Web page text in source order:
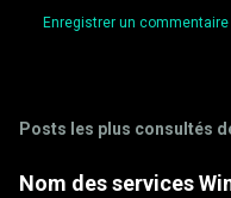
e
Enregistrer un commentaire
Posts les plus consultés
Nom des services